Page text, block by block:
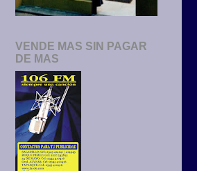
VENDE MAS SIN PAGAR
DE MAS